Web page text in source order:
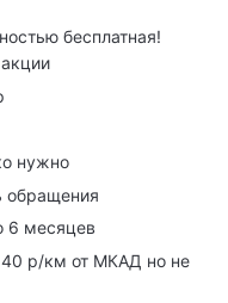
бесплатная!
нужно
обращения
6 месяцев
р/км от МКАД но не